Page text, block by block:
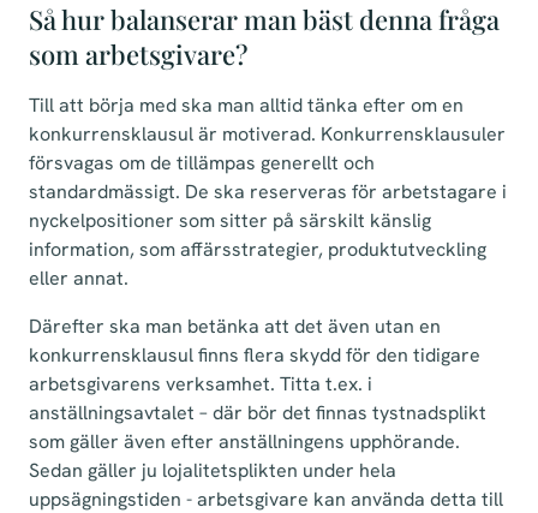
Så hur balanserar man bäst denna fråga
som arbetsgivare?
Till att börja med ska man alltid tänka efter om en
konkurrensklausul är motiverad. Konkurrensklausuler
försvagas om de tillämpas generellt och
standardmässigt. De ska reserveras för arbetstagare i
nyckelpositioner som sitter på särskilt känslig
information, som affärsstrategier, produktutveckling
eller annat.
Därefter ska man betänka att det även utan en
konkurrensklausul finns flera skydd för den tidigare
arbetsgivarens verksamhet. Titta t.ex. i
anställningsavtalet – där bör det finnas tystnadsplikt
som gäller även efter anställningens upphörande.
Sedan gäller ju lojalitetsplikten under hela
uppsägningstiden - arbetsgivare kan använda detta till